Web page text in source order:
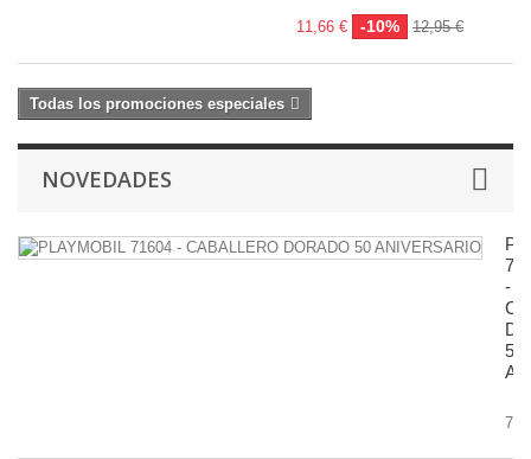
11,66 € -10% 12,95 €
Todas los promociones especiales
NOVEDADES
-
50